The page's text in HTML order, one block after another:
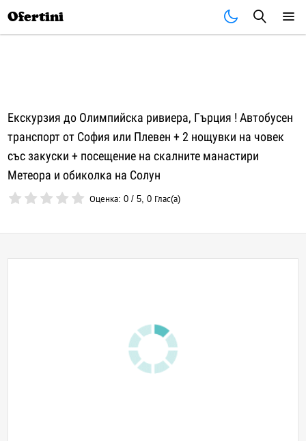
Ofertini
Екскурзия до Олимпийска ривиера, Гърция ! Автобусен
транспорт от София или Плевен + 2 нощувки на човек
със закуски + посещение на скалните манастири
Метеора и обиколка на Солун
Оценка:0 /5,0 Глас(а)